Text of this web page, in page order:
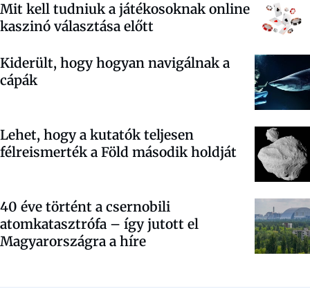
Mit kell tudniuk a játékosoknak online
kaszinó választása előtt
Kiderült, hogy hogyan navigálnak a
cápák
Lehet, hogy a kutatók teljesen
félreismerték a Föld második holdját
40 éve történt a csernobili
atomkatasztrófa – így jutott el
Magyarországra a híre